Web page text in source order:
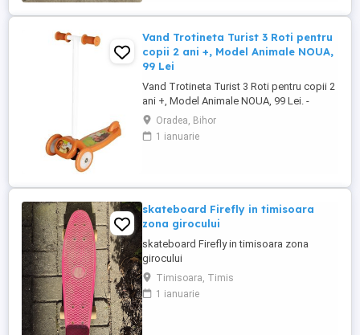
Vand Trotineta Turist 3 Roti pentru
copii 2 ani +, Model Animale NOUA,
99 Lei
Vand Trotineta Turist 3 Roti pentru copii 2
ani +, Model Animale NOUA, 99 Lei. -
Trotineta Turist cu 3 Roti ( 2 roti in fata si o
roata in spate), recomandat pentru copii
peste 2 ani +, Modelul este cu Animale -
necesita asamblare Contine ...
Oradea, Bihor
1 ianuarie
skateboard Firefly in timisoara
zona girocului
skateboard Firefly in timisoara zona
girocului
Timisoara, Timis
1 ianuarie